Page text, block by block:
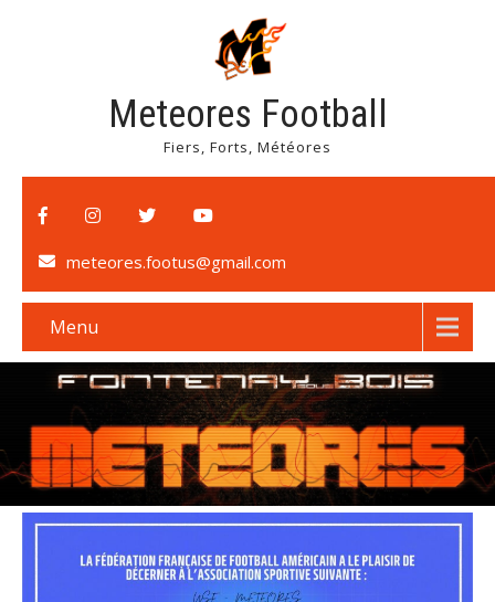
Meteores Football
Fiers, Forts, Météores
meteores.footus@gmail.com
Menu